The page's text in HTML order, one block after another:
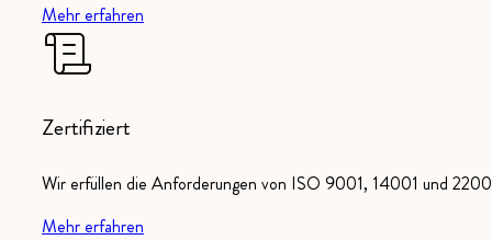
Mehr erfahren
Zertifiziert
Wir erfüllen die Anforderungen von ISO 9001, 14001 und
Mehr erfahren